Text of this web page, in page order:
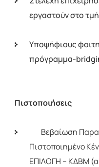
εργαστούν στο
Υποψήφιους
πρόγραµµα-
Πιστοποιήσεις
Βεβαίωση
Πιστοποιημένο
ΕΠΙΛΟΓΗ – ΚΔΒΜ